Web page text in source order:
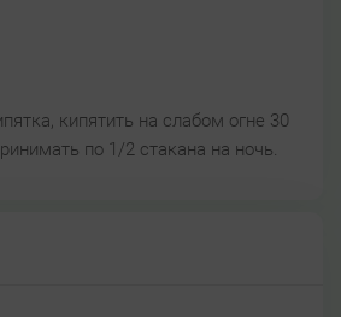
кипятить на слабом огне 30
по 1/2 стакана на ночь.